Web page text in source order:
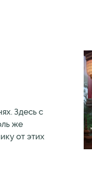
Здесь с
же
от этих